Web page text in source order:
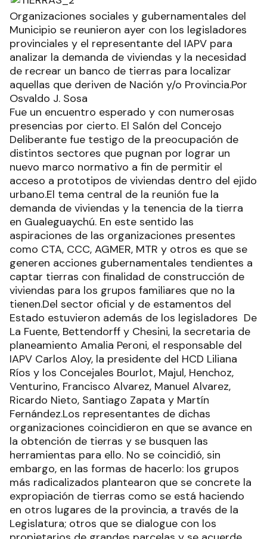
Organizaciones sociales y gubernamentales del
Municipio se reunieron ayer con los legisladores
provinciales y el representante del IAPV para
analizar la demanda de viviendas y la necesidad
de recrear un banco de tierras para localizar
aquellas que deriven de Nación y/o Provincia.Por
Osvaldo J. Sosa
Fue un encuentro esperado y con numerosas
presencias por cierto. El Salón del Concejo
Deliberante fue testigo de la preocupación de
distintos sectores que pugnan por lograr un
nuevo marco normativo a fin de permitir el
acceso a prototipos de viviendas dentro del ejido
urbano.El tema central de la reunión fue la
demanda de viviendas y la tenencia de la tierra
en Gualeguaychú. En este sentido las
aspiraciones de las organizaciones presentes
como CTA, CCC, AGMER, MTR y otros es que se
generen acciones gubernamentales tendientes a
captar tierras con finalidad de construcción de
viviendas para los grupos familiares que no la
tienen.Del sector oficial y de estamentos del
Estado estuvieron además de los legisladores De
La Fuente, Bettendorff y Chesini, la secretaria de
planeamiento Amalia Peroni, el responsable del
IAPV Carlos Aloy, la presidente del HCD Liliana
Ríos y los Concejales Bourlot, Majul, Henchoz,
Venturino, Francisco Alvarez, Manuel Alvarez,
Ricardo Nieto, Santiago Zapata y Martín
Fernández.Los representantes de dichas
organizaciones coincidieron en que se avance en
la obtención de tierras y se busquen las
herramientas para ello. No se coincidió, sin
embargo, en las formas de hacerlo: los grupos
más radicalizados plantearon que se concrete la
expropiación de tierras como se está haciendo
en otros lugares de la provincia, a través de la
Legislatura; otros que se dialogue con los